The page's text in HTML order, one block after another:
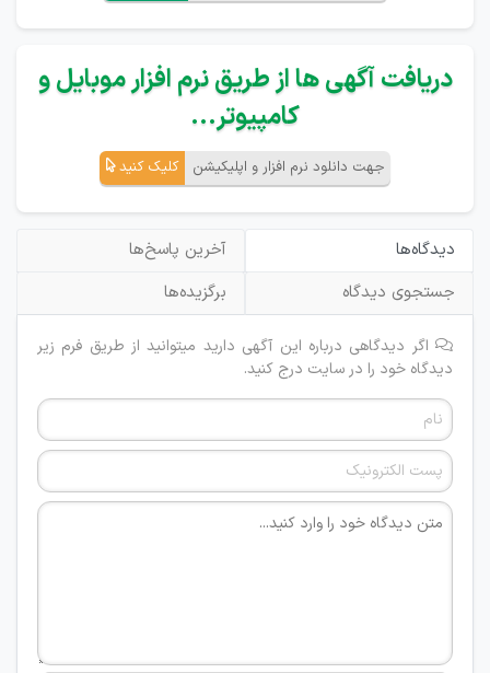
دریافت آگهی ها از طریق نرم افزار موبایل و
کامپیوتر...
جهت دانلود نرم افزار و اپلیکیشن کلیک کنید
دیدگاه‌ها
آخرین پاسخ‌ها
جستجوی دیدگاه
برگزیده‌ها
اگر دیدگاهی درباره این آگهی دارید میتوانید از طریق فرم زیر
دیدگاه خود را در سایت درج کنید.